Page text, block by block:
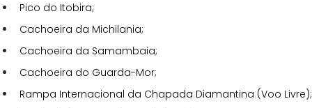
Pico do Itobira;
Cachoeira da Michilania;
Cachoeira da Samambaia;
Cachoeira do Guarda-Mor;
Rampa Internacional da Chapada Diamantina (Voo Livre);